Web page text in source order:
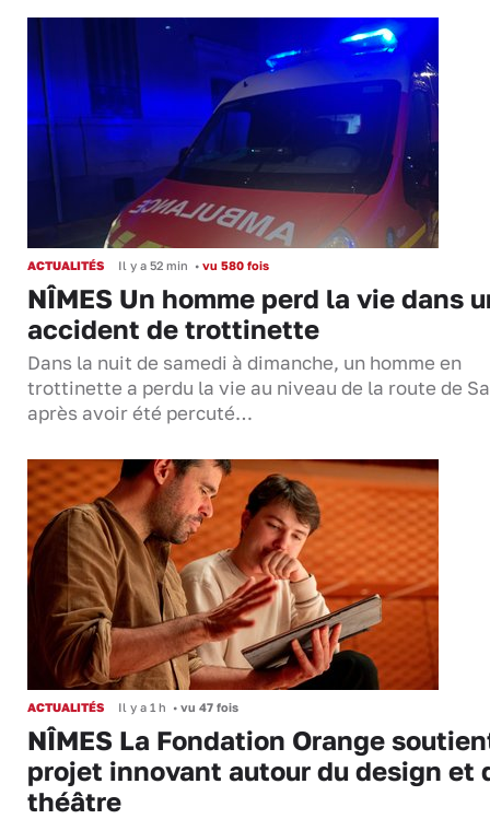
ACTUALITÉS Il y a 52 min • vu 580 fois
NÎMES Un homme perd la vie dans
accident de trottinette
Dans la nuit de samedi à dimanche, un homme en
trottinette a perdu la vie au niveau de la route de
après avoir été percuté…
ACTUALITÉS Il y a 1 h • vu 47 fois
NÎMES La Fondation Orange
projet innovant autour du design et
théâtre